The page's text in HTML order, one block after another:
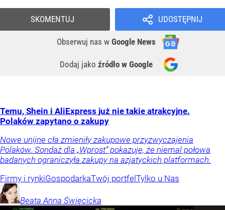
UDOSTĘPNIJ
Obserwuj nas w Google News
Dodaj jako źródło w Google
SKOMENTUJ
Temu, Shein i AliExpress już nie takie atrakcyjne.
Polaków zapytano o zakupy
Nowe unijne cła zmieniły zakupowe przyzwyczajenia
Polaków. Sondaż dla „Wprost” pokazuje, że niemal połowa
badanych ograniczyła zakupy na azjatyckich platformach.
Firmy i rynkiGospodarkaTwój portfel Tylko u Nas
Beata Anna Święcicka